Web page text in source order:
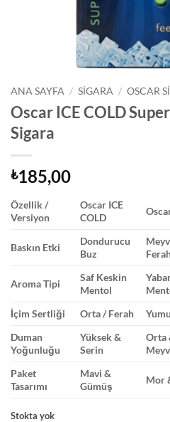
ANA SAYFA / SIGARA / OSCAR
Oscar ICE COLD
Sigara
₺185,00
Özellik /
Versiyon
Oscar ICE
COLD
Baskın Etki
Dondurucu
Buz
Aroma Tipi
Saf Keskin
Mentol
İçim Sertliği
Orta / Ferah
Duman
Yoğunluğu
Yüksek &
Serin
Orta
Paket
Tasarımı
Mavi &
Gümüş
Mor
Stokta yok